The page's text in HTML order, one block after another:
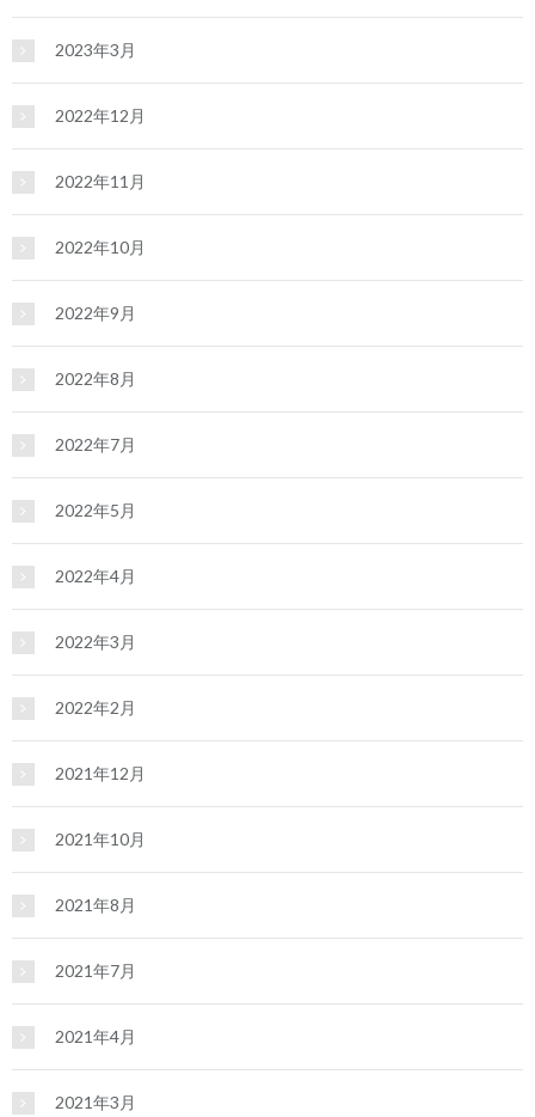
2023年3月
2022年12月
2022年11月
2022年10月
2022年9月
2022年8月
2022年7月
2022年5月
2022年4月
2022年3月
2022年2月
2021年12月
2021年10月
2021年8月
2021年7月
2021年4月
2021年3月